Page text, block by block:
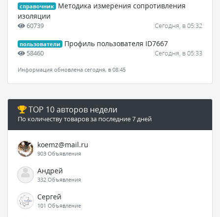
справочник
Методика измерения сопротивления
изоляции
60739 Сегодня, в 05:32
пользователи Профиль пользователя ID7667
58460 Сегодня, в 05:33
Информация обновлена сегодня, в 08:45
TOP 10 авторов недели
По количеству товаров за последние 7 дней
koemz@mail.ru
903 Объявления
Андрей
332 Объявления
Сергей
101 Объявление